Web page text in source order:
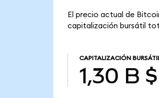
El precio actual de
capitalización bursátil
CAPITALIZACIÓN
1,30 B $